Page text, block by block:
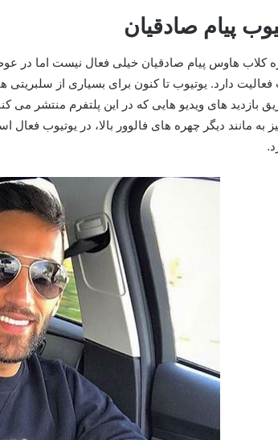
پیام صادقیان
کلاب هاوس پیام صادقیان خیلی فعال نیست اما در عوض
دارد. یوتیوب تا کنون برای بسیاری از سلبریتی
بازدید های ویدیو هایی که در این پلتفرم منتشر می
به مانند دیگر چهره های فالوور بالا، در یوتیوب